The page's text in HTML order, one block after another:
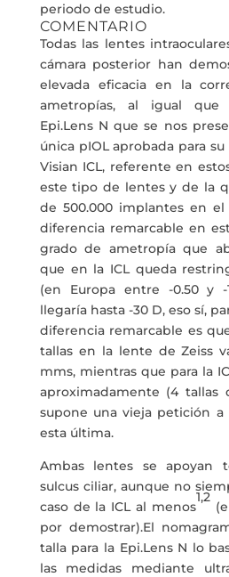
periodo de estudio.
COMENTARIO
Todas las lentes
cámara posterior han
elevada eficacia en la
ametropías, al igual
Epi.Lens N que se nos
única pIOL aprobada para
Visian ICL, referente en
este tipo de lentes y de la
de 500.000 implantes en
diferencia remarcable en
grado de ametropía que
que en la ICL queda
(en Europa entre -0.50 y -
llegaría hasta -30 D, eso sí,
diferencia remarcable es
tallas en la lente de Zeiss
mms, mientras que para la
aproximadamente (4 tallas
supone una vieja petición a
esta última.
Ambas lentes se apoyan
sulcus ciliar, aunque no
caso de la ICL al menos
1,2
por demostrar).El
talla para la Epi.Lens N lo
las medidas mediante